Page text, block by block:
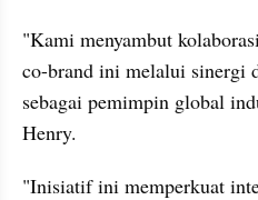
"Kami menyambut
co-brand ini melalui sinergi
sebagai pemimpin global
Henry.
"Inisiatif ini memperkuat